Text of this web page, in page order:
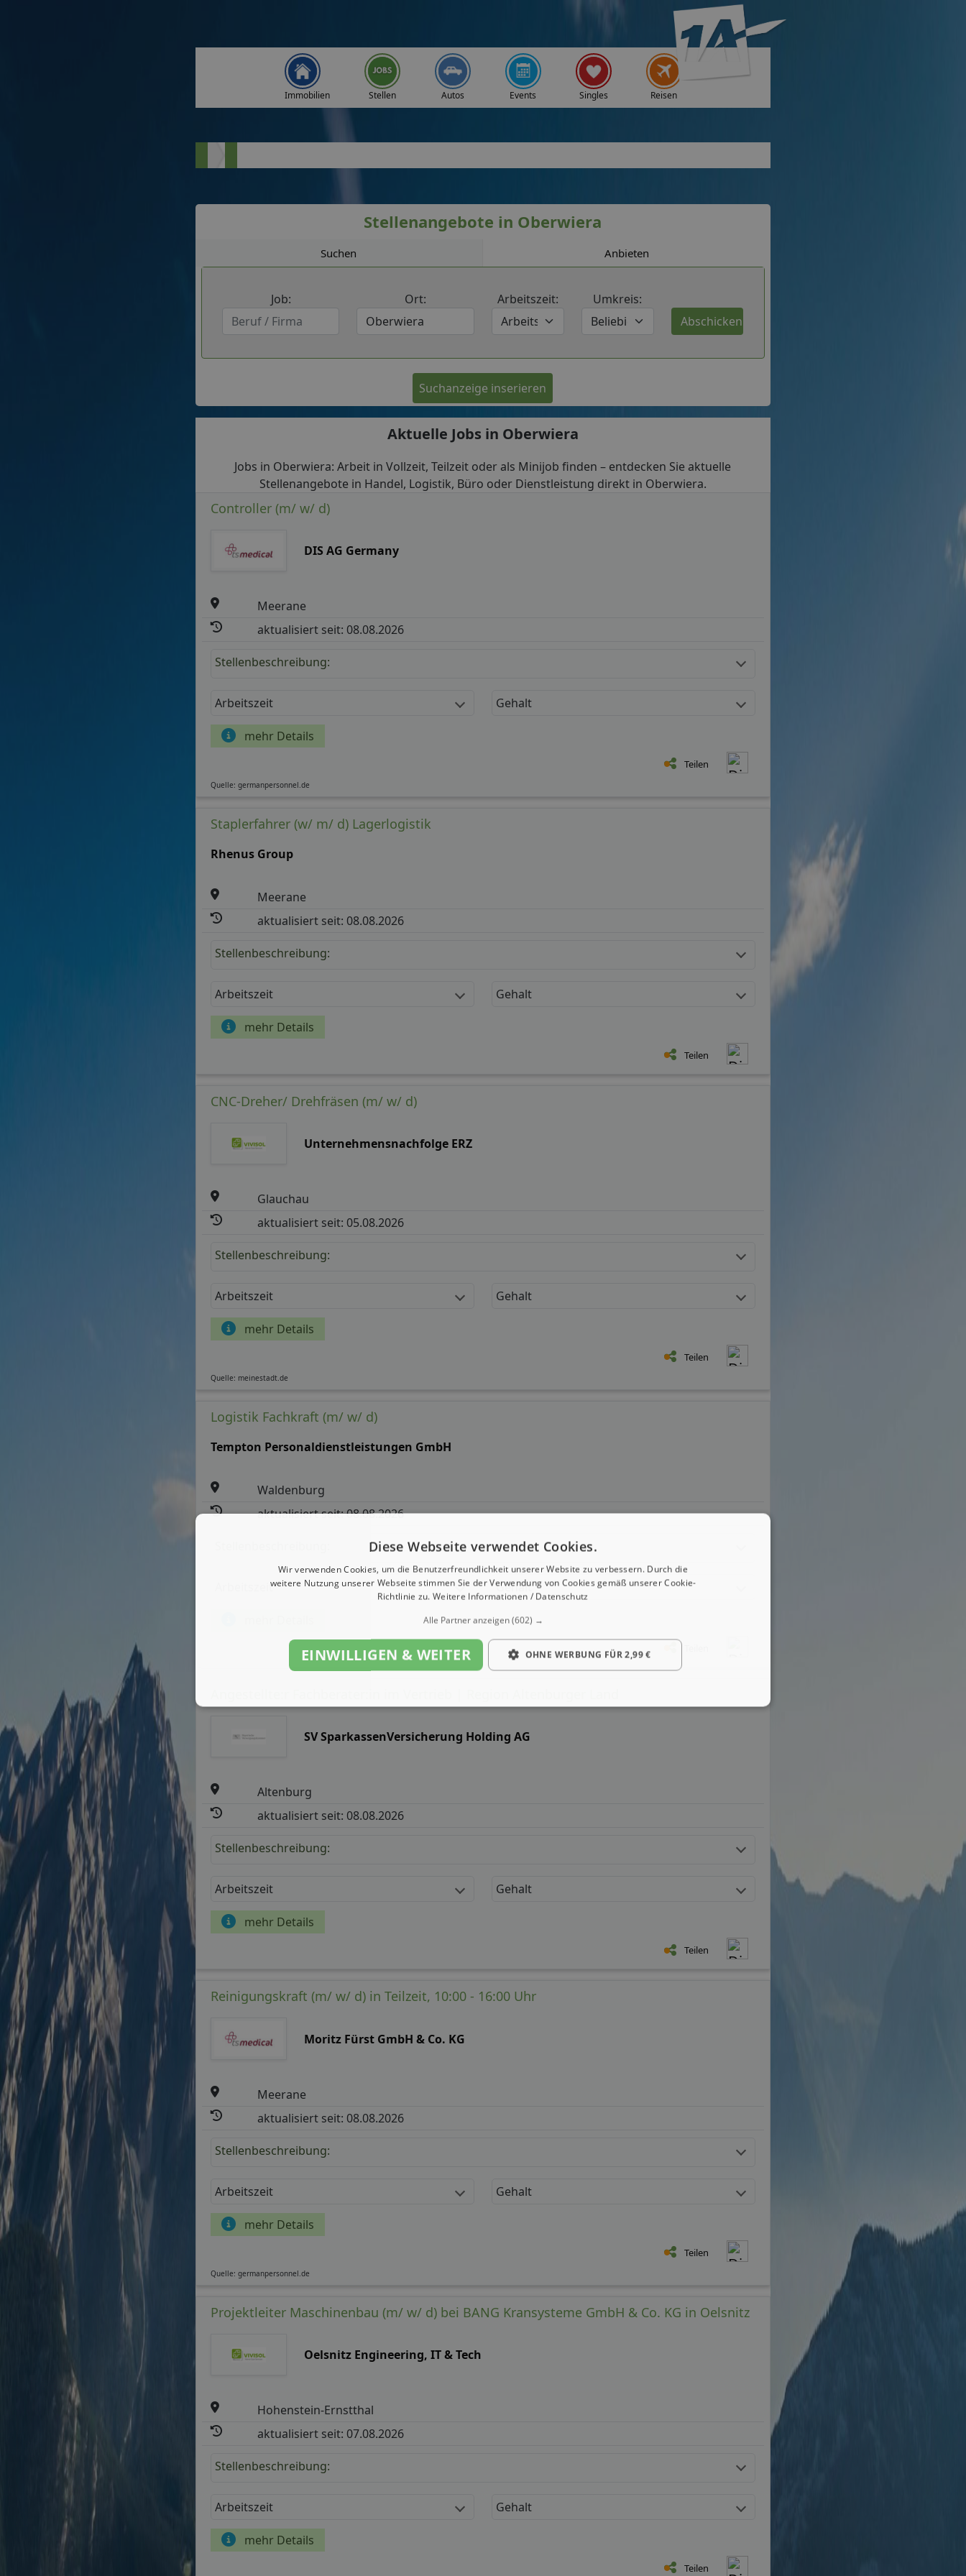
Immobilien Stellen Autos Events Singles Reisen
Stellenangebote in Oberwiera
Suchen Anbieten
Job: Ort: Arbeitszeit: Umkreis:
Suchanzeige inserieren
Aktuelle Jobs in Oberwiera
Jobs in Oberwiera: Arbeit in Vollzeit, Teilzeit oder als Minijob finden – entdecken Sie aktuelle
Stellenangebote in Handel, Logistik, Büro oder Dienstleistung direkt in Oberwiera.
Controller (m/ w/ d)
DIS AG Germany
Meerane
aktualisiert seit: 08.08.2026
Stellenbeschreibung:
Arbeitszeit Gehalt
mehr Details
Teilen
Quelle: germanpersonnel.de
Staplerfahrer (w/ m/ d) Lagerlogistik
Rhenus Group
Meerane
aktualisiert seit: 08.08.2026
Stellenbeschreibung:
Arbeitszeit Gehalt
mehr Details
Teilen
CNC-Dreher/ Drehfräsen (m/ w/ d)
Unternehmensnachfolge ERZ
Glauchau
aktualisiert seit: 05.08.2026
Stellenbeschreibung:
Arbeitszeit Gehalt
mehr Details
Teilen
Quelle: meinestadt.de
Logistik Fachkraft (m/ w/ d)
Tempton Personaldienstleistungen GmbH
Waldenburg
aktualisiert seit: 08.08.2026
Arbeitszeit Gehalt
SV SparkassenVersicherung Holding AG
Altenburg
aktualisiert seit: 08.08.2026
Stellenbeschreibung:
Arbeitszeit Gehalt
mehr Details
Teilen
Reinigungskraft (m/ w/ d) in Teilzeit, 10:00 - 16:00 Uhr
Moritz Fürst GmbH & Co. KG
Meerane
aktualisiert seit: 08.08.2026
Stellenbeschreibung:
Arbeitszeit Gehalt
mehr Details
Teilen
Quelle: germanpersonnel.de
Projektleiter Maschinenbau (m/ w/ d) bei BANG Kransysteme GmbH & Co. KG in Oelsnitz
Oelsnitz Engineering, IT & Tech
Hohenstein-Ernstthal
aktualisiert seit: 07.08.2026
Stellenbeschreibung:
Arbeitszeit Gehalt
mehr Details
Teilen
Diese Webseite verwendet Cookies.
Wir verwenden Cookies, um die Benutzerfreundlichkeit unserer Website zu verbessern. Durch die
weitere Nutzung unserer Webseite stimmen Sie der Verwendung von Cookies gemäß unserer Cookie-
Richtlinie zu. Weitere Informationen / Datenschutz
Alle Partner anzeigen(602) →
EINWILLIGEN & WEITER OHNE WERBUNG FÜR 2,99 €